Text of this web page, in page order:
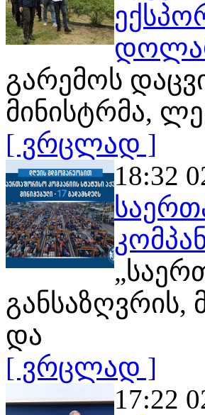
გარემოს
მინისტრმა,
[ ვრცლად ]
18:32
განსაზღვრის,
და
[ ვრცლად ]
17:22